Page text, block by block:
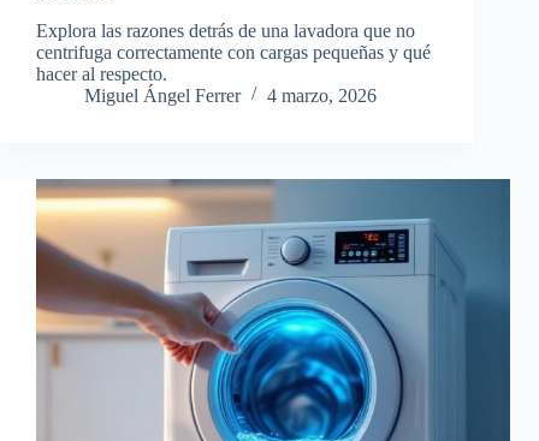
Explora las razones detrás de una lavadora que no
centrifuga correctamente con cargas pequeñas y qué
hacer al respecto.
Miguel Ángel Ferrer
4 marzo, 2026